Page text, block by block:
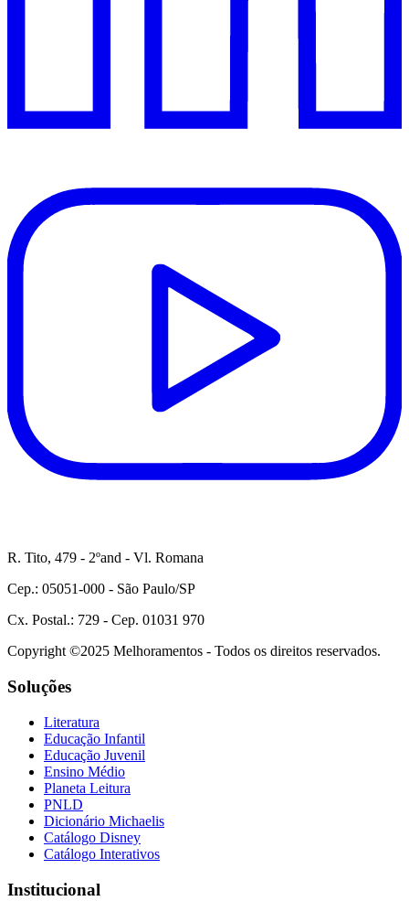
R. Tito, 479 - 2ºand - Vl. Romana
Cep.: 05051-000 - São Paulo/SP
Cx. Postal.: 729 - Cep. 01031 970
Copyright ©2025 Melhoramentos - Todos os direitos reservados.
Soluções
Literatura
Educação Infantil
Educação Juvenil
Ensino Médio
Planeta Leitura
PNLD
Dicionário Michaelis
Catálogo Disney
Catálogo Interativos
Institucional